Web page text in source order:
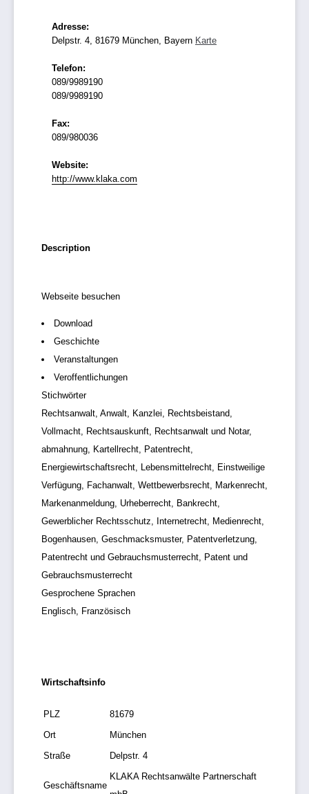
Adresse:
Delpstr. 4, 81679 München, Bayern Karte
Telefon:
089/9989190
089/9989190
Fax:
089/980036
Website:
http://www.klaka.com
Description
Webseite besuchen
Download
Geschichte
Veranstaltungen
Veroffentlichungen
Stichwörter
Rechtsanwalt, Anwalt, Kanzlei, Rechtsbeistand,
Vollmacht, Rechtsauskunft, Rechtsanwalt und Notar,
abmahnung, Kartellrecht, Patentrecht,
Energiewirtschaftsrecht, Lebensmittelrecht, Einstweilige
Verfügung, Fachanwalt, Wettbewerbsrecht, Markenrecht,
Markenanmeldung, Urheberrecht, Bankrecht,
Gewerblicher Rechtsschutz, Internetrecht, Medienrecht,
Bogenhausen, Geschmacksmuster, Patentverletzung,
Patentrecht und Gebrauchsmusterrecht, Patent und
Gebrauchsmusterrecht
Gesprochene Sprachen
Englisch, Französisch
Wirtschaftsinfo
PLZ
81679
Ort
München
Straße
Delpstr. 4
Geschäftsname
KLAKA Rechtsanwälte Partnerschaft